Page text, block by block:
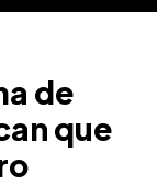
de
que